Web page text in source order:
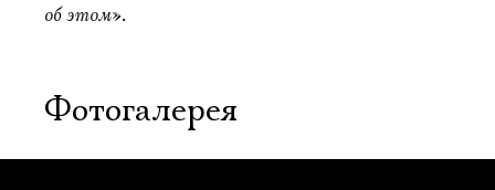
об этом».
Фотогалерея